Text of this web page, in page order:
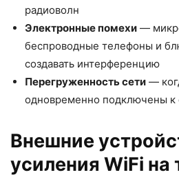
радиоволн
Электронные помехи —
беспроводные телефоны и
создавать интерференцию
Перегруженность сети —
одновременно подключены к
Внешние
усиления WiFi на